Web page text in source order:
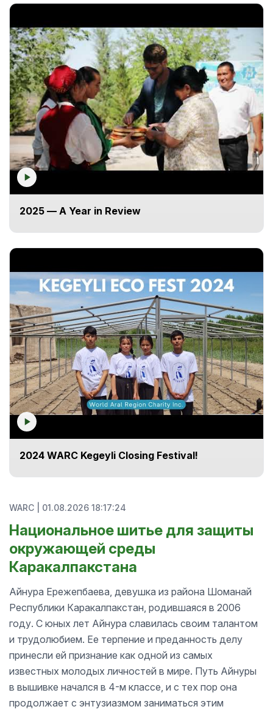
2025 — A Year in Review
2024 WARC Kegeyli Closing Festival!
WARC 01.08.2026 18:17:24
Национальное шитье для защиты
окружающей среды
Каракалпакстана
Айнура Ережепбаева, девушка из района Шоманай
Республики Каракалпакстан, родившаяся в 2006
году. С юных лет Айнура славилась своим талантом
и трудолюбием. Ее терпение и преданность делу
принесли ей признание как одной из самых
известных молодых личностей в мире. Путь Айнуры
в вышивке начался в 4-м классе, и с тех пор она
продолжает с энтузиазмом заниматься этим